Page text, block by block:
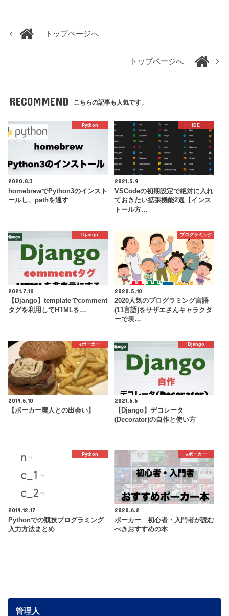
トップページへ
トップページへ
RECOMMEND こちらの記事も人気です。
Python
2020.8.3
homebrewでPython3のインスト
ールし、pathを通す
IDE
2021.5.9
VSCodeの初期設定で絶対に入れ
ておきたい拡張機能2選【インス
トール方…
Django
2021.7.10
【Django】templateでcomment
タグを利用してHTMLを…
プログラミング
2020.5.10
2020人気のプログラミング言語
(11言語)をサザエさんキャラクタ
ーで表…
♠️ポーカー
2019.6.10
【ポーカー廃人との出会い】
Django
2021.6.6
【Django】デコレータ
(Decorator)の自作と使い方
Python
2019.12.17
Pythonでの競技プログラミング
入力方法まとめ
♠️ポーカー
2020.6.2
ポーカー 初心者・入門者が読む
べきおすすめの本
管理人